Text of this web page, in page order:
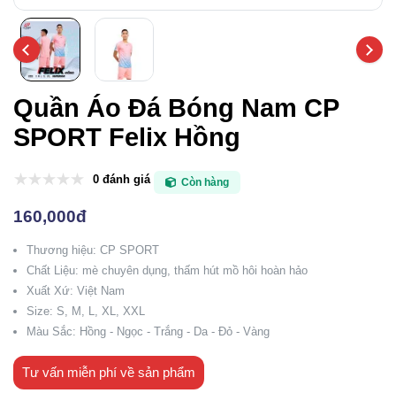
Quần Áo Đá Bóng Nam CP
SPORT Felix Hồng
0 đánh giá Còn hàng
160,000đ
Thương hiệu: CP SPORT
Chất Liệu: mè chuyên dụng, thấm hút mồ hôi hoàn hảo
Xuất Xứ: Việt Nam
Size: S, M, L, XL, XXL
Màu Sắc: Hồng - Ngọc - Trắng - Da - Đỏ - Vàng
Tư vấn miễn phí về sản phẩm